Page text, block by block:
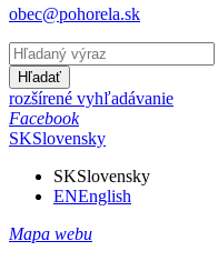
obec@pohorela.sk
Hľadať
rozšírené vyhľadávanie
Facebook
SKSlovensky
SKSlovensky
ENEnglish
Mapa webu